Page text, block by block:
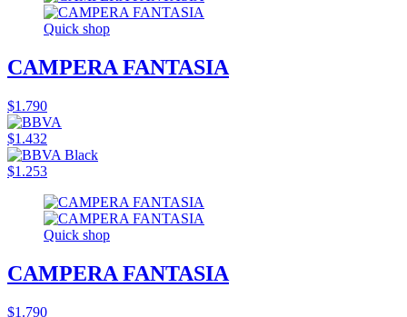
Quick shop
CAMPERA FANTASIA
$1.790
$1.432
$1.253
Quick shop
CAMPERA FANTASIA
$1.790